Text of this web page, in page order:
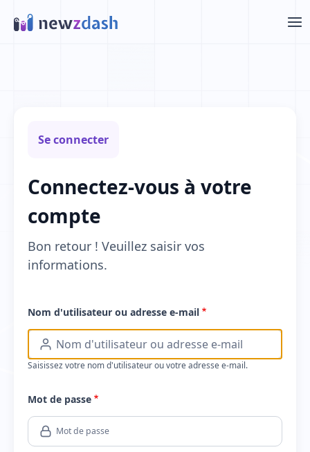
Se connecter
Connectez‑vous à votre
compte
Bon retour ! Veuillez saisir vos
informations.
Nom d'utilisateur ou adresse e-mail
Saisissez votre nom d'utilisateur ou votre adresse e-mail.
Mot de passe